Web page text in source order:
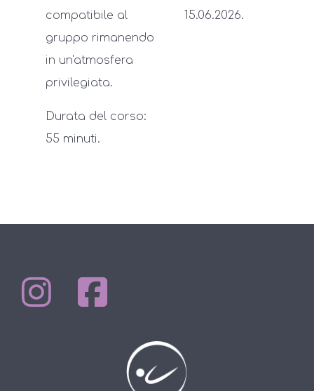
compatibile al
gruppo rimanendo
in un'atmosfera
privilegiata.
Durata del corso:
55 minuti.
15.06.2026.